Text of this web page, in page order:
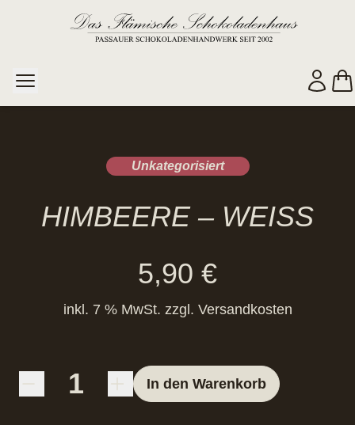
Unkategorisiert
HIMBEERE – WEISS
5,90 €
inkl. 7 % MwSt. zzgl. Versandkosten
In den Warenkorb